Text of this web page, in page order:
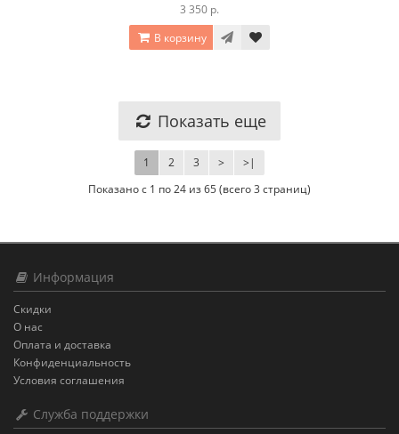
3 350 р.
В корзину
Показать еще
1 2 3 > >|
Показано с 1 по 24 из 65 (всего 3 страниц)
Информация
Скидки
О нас
Оплата и доставка
Конфиденциальность
Условия соглашения
Служба поддержки